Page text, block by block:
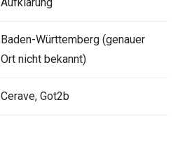
Baden-Württemberg (genauer
Ort nicht bekannt)
Cerave, Got2b